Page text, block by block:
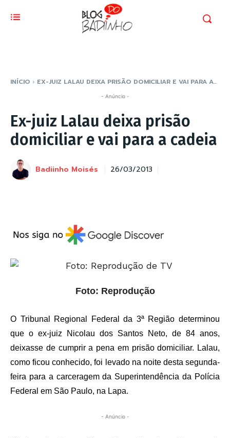
INÍCIO EX-JUIZ LALAU DEIXA PRISÃO DOMICILIAR E VAI PARA A...
- Anúncio -
Ex-juiz Lalau deixa prisão
domiciliar e vai para a cadeia
Badiinho Moisés 26/03/2013
Foto: Reprodução
O Tribunal Regional Federal da 3ª Região determinou
que o ex-juiz Nicolau dos Santos Neto, de 84 anos,
deixasse de cumprir a pena em prisão domiciliar. Lalau,
como ficou conhecido, foi levado na noite desta segunda-
feira para a carceragem da Superintendência da Polícia
Federal em São Paulo, na Lapa.
- Anúncio -